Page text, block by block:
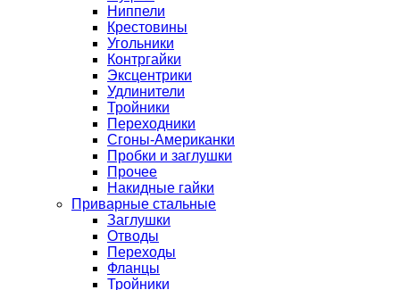
Ниппели
Крестовины
Угольники
Контргайки
Эксцентрики
Удлинители
Тройники
Переходники
Сгоны-Американки
Пробки и заглушки
Прочее
Накидные гайки
Приварные стальные
Заглушки
Отводы
Переходы
Фланцы
Тройники